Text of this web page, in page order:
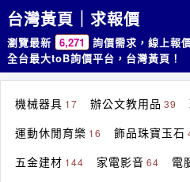
台灣黃頁｜求報價
瀏覽最新 6,271
詢價需求，線上報
全台最大toB詢價平台，台灣黃頁！
機械器具 17 辦公文教用品 39
運動休閒育樂 16 飾品珠寶玉石
五金建材 144 家電影音 64 電